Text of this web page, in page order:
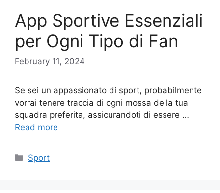
App Sportive Essenziali
per Ogni Tipo di Fan
February 11, 2024
Se sei un appassionato di sport, probabilmente
vorrai tenere traccia di ogni mossa della tua
squadra preferita, assicurandoti di essere …
Read more
Categories
Sport